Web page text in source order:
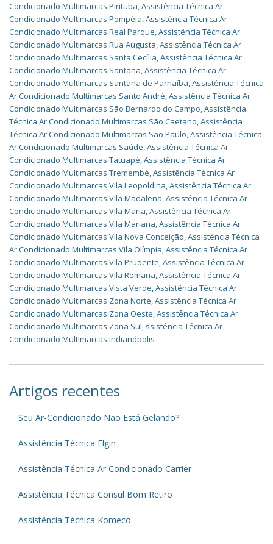
Condicionado Multimarcas Pirituba,Assistência Técnica Ar
Condicionado Multimarcas Pompéia,Assistência Técnica Ar
Condicionado Multimarcas Real Parque,Assistência Técnica Ar
Condicionado Multimarcas Rua Augusta,Assistência Técnica Ar
Condicionado Multimarcas Santa Cecília,Assistência Técnica Ar
Condicionado Multimarcas Santana,Assistência Técnica Ar
Condicionado Multimarcas Santana de Parnaíba,Assistência Técnica
Ar Condicionado Multimarcas Santo André,Assistência Técnica Ar
Condicionado Multimarcas São Bernardo do Campo,Assistência
Técnica Ar Condicionado Multimarcas São Caetano,Assistência
Técnica Ar Condicionado Multimarcas São Paulo,Assistência Técnica
Ar Condicionado Multimarcas Saúde,Assistência Técnica Ar
Condicionado Multimarcas Tatuapé,Assistência Técnica Ar
Condicionado Multimarcas Tremembé,Assistência Técnica Ar
Condicionado Multimarcas Vila Leopoldina,Assistência Técnica Ar
Condicionado Multimarcas Vila Madalena,Assistência Técnica Ar
Condicionado Multimarcas Vila Maria,Assistência Técnica Ar
Condicionado Multimarcas Vila Mariana,Assistência Técnica Ar
Condicionado Multimarcas Vila Nova Conceição,Assistência Técnica
Ar Condicionado Multimarcas Vila Olímpia,Assistência Técnica Ar
Condicionado Multimarcas Vila Prudente,Assistência Técnica Ar
Condicionado Multimarcas Vila Romana,Assistência Técnica Ar
Condicionado Multimarcas Vista Verde,Assistência Técnica Ar
Condicionado Multimarcas Zona Norte,Assistência Técnica Ar
Condicionado Multimarcas Zona Oeste,Assistência Técnica Ar
Condicionado Multimarcas Zona Sul, ssistência Técnica Ar
Condicionado Multimarcas Indianópolis
Artigos recentes
Seu Ar-Condicionado Não Está Gelando?
Assistência Técnica Elgin
Assistência Técnica Ar Condicionado Carrier
Assistência Técnica Consul Bom Retiro
Assistência Técnica Komeco